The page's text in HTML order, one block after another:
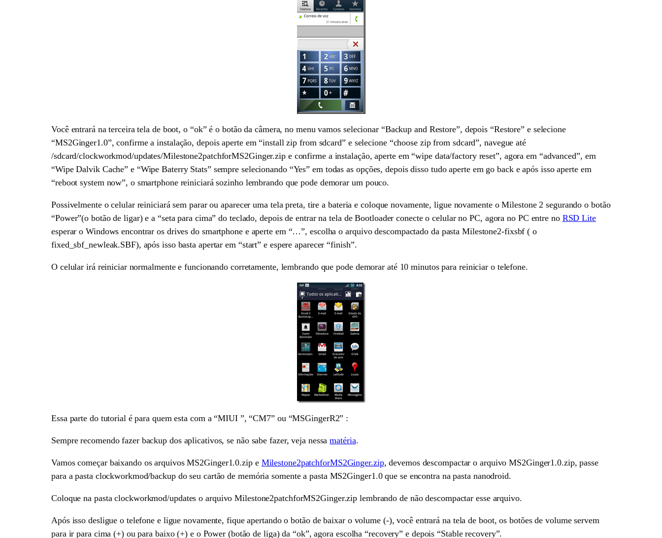
Você entrará na terceira tela de boot, o “ok” é o botão da câmera, no menu vamos selecionar “Backup and Restore”, depois “Restore” e selecione
“MS2Ginger1.0”, confirme a instalação, depois aperte em “install zip from sdcard” e selecione “choose zip from sdcard”, navegue até
/sdcard/clockworkmod/updates/Milestone2patchforMS2Ginger.zip e confirme a instalação, aperte em “wipe data/factory reset”, agora em “advanced”, em
“Wipe Dalvik Cache” e “Wipe Baterry Stats” sempre selecionando “Yes” em todas as opções, depois disso tudo aperte em go back e após isso aperte em
“reboot system now”, o smartphone reiniciará sozinho lembrando que pode demorar um pouco.
Possivelmente o celular reiniciará sem parar ou aparecer uma tela preta, tire a bateria e coloque novamente, ligue novamente o Milestone 2 segurando o botão
“Power”(o botão de ligar) e a “seta para cima” do teclado, depois de entrar na tela de Bootloader conecte o celular no PC, agora no PC entre no RSD Lite
esperar o Windows encontrar os drives do smartphone e aperte em “…”, escolha o arquivo descompactado da pasta Milestone2-fixsbf ( o
fixed_sbf_newleak.SBF), após isso basta apertar em “start” e espere aparecer “finish”.
O celular irá reiniciar normalmente e funcionando corretamente, lembrando que pode demorar até 10 minutos para reiniciar o telefone.
Essa parte do tutorial é para quem esta com a “MIUI ”, “CM7” ou “MSGingerR2” :
Sempre recomendo fazer backup dos aplicativos, se não sabe fazer, veja nessamatéria.
Vamos começar baixando os arquivos MS2Ginger1.0.zip e Milestone2patchforMS2Ginger.zip, devemos descompactar o arquivo MS2Ginger1.0.zip, passe
para a pasta clockworkmod/backup do seu cartão de memória somente a pasta MS2Ginger1.0 que se encontra na pasta nanodroid.
Coloque na pasta clockworkmod/updates o arquivo Milestone2patchforMS2Ginger.zip lembrando de não descompactar esse arquivo.
Após isso desligue o telefone e ligue novamente, fique apertando o botão de baixar o volume (-), você entrará na tela de boot, os botões de volume servem
para ir para cima (+) ou para baixo (+) e o Power (botão de liga) da “ok”, agora escolha “recovery” e depois “Stable recovery”.